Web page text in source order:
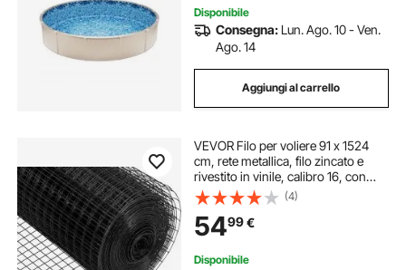
Disponibile
Consegna: Lun. Ago. 10 - Ven.
Ago. 14
Aggiungi al carrello
VEVOR Filo per voliere 91 x 1524
cm, rete metallica, filo zincato e
rivestito in vinile, calibro 16, con
pinze da taglio, per recinzioni da
giardino e recinti per animali
domestici
(4)
5499€
Disponibile